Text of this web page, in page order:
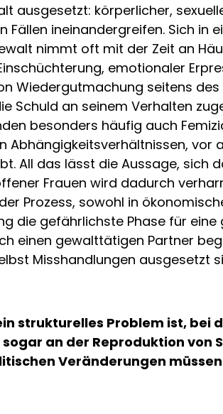
ausgesetzt: körperlicher,
ineinandergreifen. Sich in
nimmt oft mit der Zeit an
emotionaler
Wiedergutmachung seitens
Schuld an seinem Verhalten
besonders häufig auch
vor
All das lässt die Aussage, sich
Frauen wird dadurch
Prozess, sowohl in
die gefährlichste Phase für
einen gewalttätigen Partner
Misshandlungen ausgesetzt
strukturelles Problem ist, bei
an der Reproduktion von
Veränderungen